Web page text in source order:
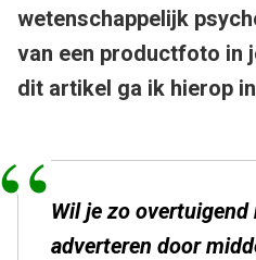
wetenschappelijk
van een productfoto in
dit artikel ga ik hierop
Wil je zo
adverteren door